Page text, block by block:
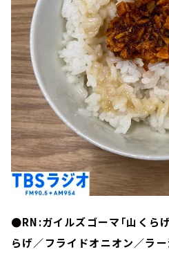
●RN:ガイルズゴーマ「山くら
らげ／フライドオニオン／ラー